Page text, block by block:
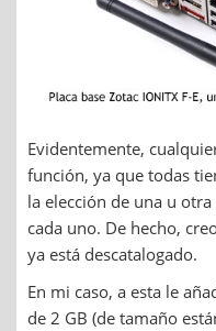
Evidentemente,
función, ya que todas
la elección de una u
cada uno. De hecho,
ya está descatalogado.
En mi caso, a esta le
de 2 GB (de tamaño